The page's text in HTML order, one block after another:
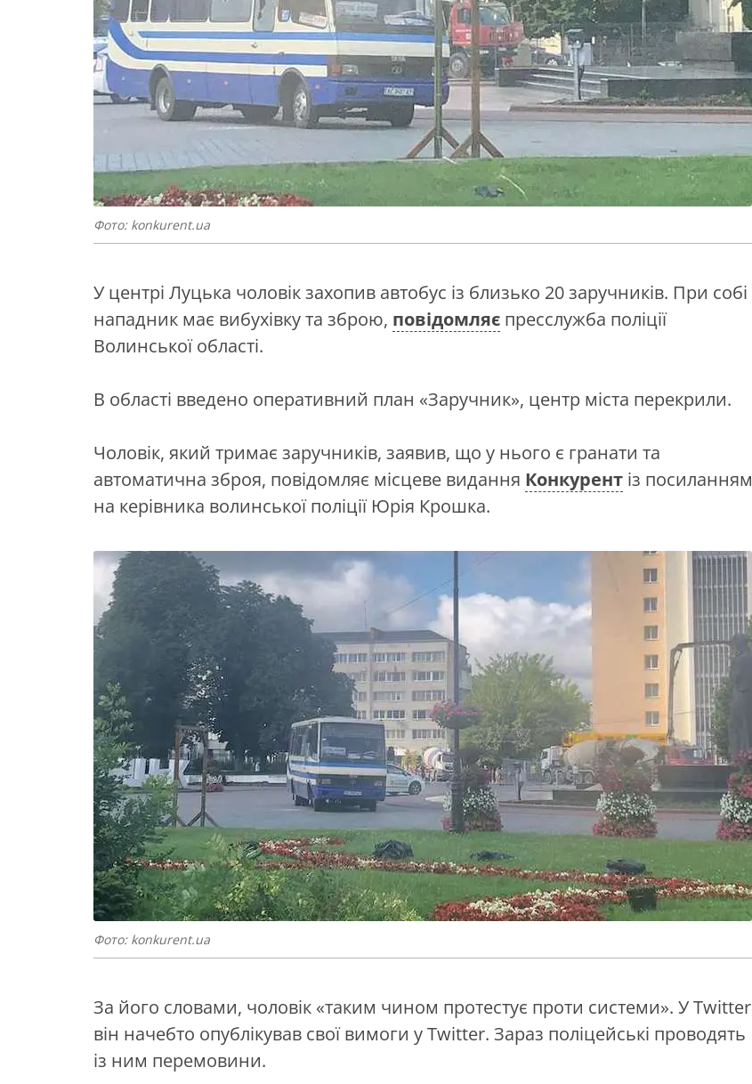
Фото: konkurent.ua
У центрі Луцька чоловік захопив автобус із близько 20 заручників. При собі
нападник має вибухівку та зброю, повідомляє пресслужба поліції
Волинської області.
В області введено оперативний план «Заручник», центр міста перекрили.
Чоловік, який тримає заручників, заявив, що у нього є гранати та
автоматична зброя, повідомляє місцеве видання Конкурент із посиланням
на керівника волинської поліції Юрія Крошка.
Фото: konkurent.ua
За його словами, чоловік «таким чином протестує проти системи». У Twitter
він начебто опублікував свої вимоги у Twitter. Зараз поліцейські проводять
із ним перемовини.